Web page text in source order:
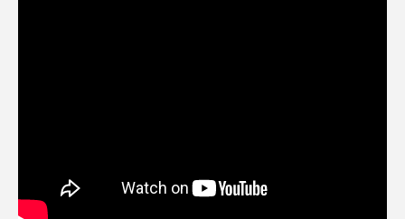
May 25, 2026